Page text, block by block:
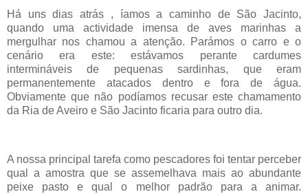
Há uns dias atrás , íamos a caminho de São Jacinto,
quando uma actividade imensa de aves marinhas a
mergulhar nos chamou a atenção. Parámos o carro e o
cenário era este: estávamos perante cardumes
intermináveis de pequenas sardinhas, que eram
permanentemente atacados dentro e fora de água.
Obviamente que não podíamos recusar este chamamento
da Ria de Aveiro e São Jacinto ficaria para outro dia.
A nossa principal tarefa como pescadores foi tentar perceber
qual a amostra que se assemelhava mais ao abundante
peixe pasto e qual o melhor padrão para a animar.